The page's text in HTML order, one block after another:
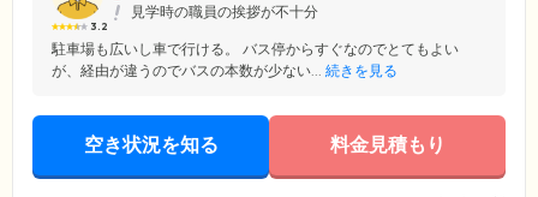
3.2
見学時の職員の挨拶が不十分
駐車場も広いし車で行ける。 バス停からすぐなのでとてもよい
が、経由が違うのでバスの本数が少ない... 続きを見る
空き状況を知る 料金見積もり